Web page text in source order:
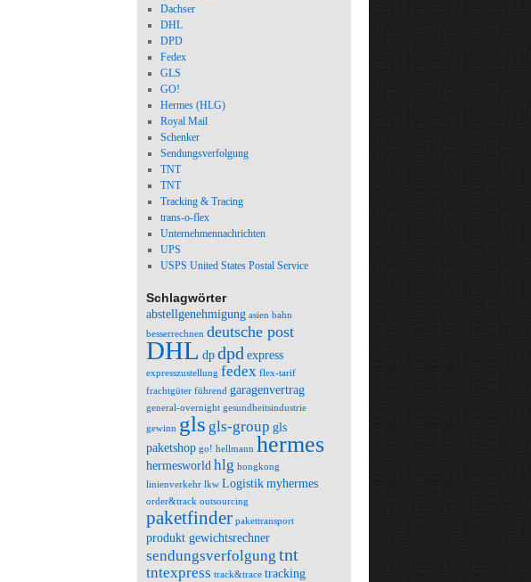
Dachser
DHL
DPD
Fedex
GLS
GO!
Hermes (HLG)
Royal Mail
Schenker
Sendungsverfolgung
TNT
TNT
Tracking & Tracing
trans-o-flex
Unternehmennachrichten
UPS
USPS United States Postal Service
Schlagwörter
abstellgenehmigung asien bahn
besserrechnen deutsche post
DHL dpdpd express
expresszustellung fedex flex-tarif
frachtgüter führend garagenvertrag
general-overnight gesundheitsindustrie
gewinn gls gls-group gls
paketshop go! hellmann hermes
hermesworld hlg hongkong
linienverkehr lkw Logistikmyhermes
order&track outsourcing
paketfinder pakettransport
produkt gewichtsrechner
sendungsverfolgung tnt
tntexpress track&trace tracking